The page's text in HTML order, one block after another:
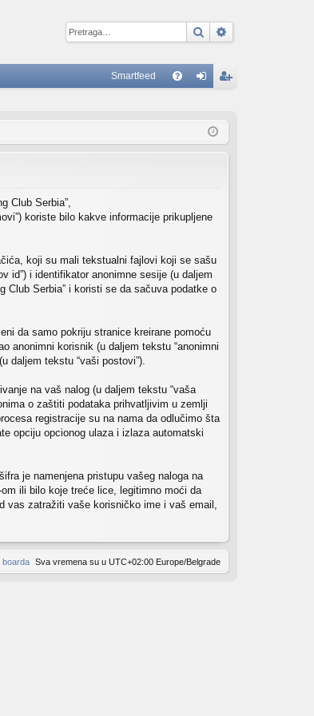
Pretraga
B
Smartfeed
ist
Club Serbia”,
koriste bilo kakve informacije prikupljene
koji su mali tekstualni fajlovi koji se sašu
id”) i identifikator anonimne sesije (u daljem
Club Serbia” i koristi se da sačuva podatke o
da samo pokriju stranice kreirane pomoću
anonimni korisnik (u daljem tekstu “anonimni
daljem tekstu “vaši postovi”).
na vaš nalog (u daljem tekstu “vaša
o zaštiti podataka prihvatljivim u zemlji
registracije su na nama da odlučimo šta
opciju opcionog ulaza i izlaza automatski
je namenjena pristupu vašeg naloga na
ili bilo koje treće lice, legitimno moći da
vas zatražiti vaše korisničko ime i vaš email,
Sva vremena su u UTC+02:00 Europe/Belgrade
boarda